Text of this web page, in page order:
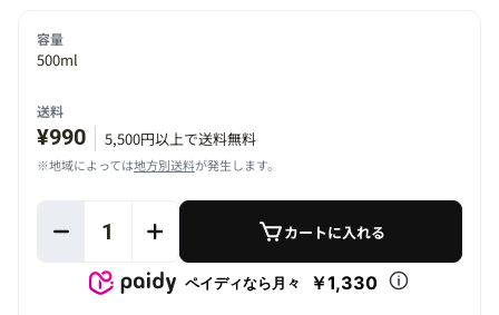
容量
500ml
送料
¥990 5,500円以上で送料無料
※地域によっては地方別送料が発生します。
1 カートに入れる
ペイディなら月々 ￥1,330